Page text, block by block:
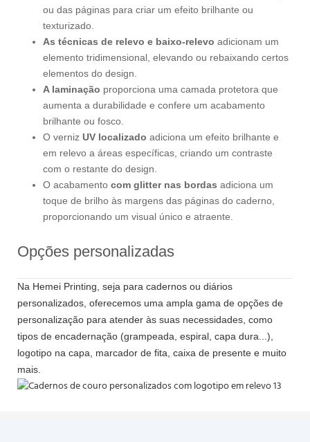
ou das páginas para criar um efeito brilhante ou
texturizado.
As técnicas de relevo e baixo-relevo adicionam um
elemento tridimensional, elevando ou rebaixando certos
elementos do design.
A laminação proporciona uma camada protetora que
aumenta a durabilidade e confere um acabamento
brilhante ou fosco.
O verniz UV localizado adiciona um efeito brilhante e
em relevo a áreas específicas, criando um contraste
com o restante do design.
O acabamento com glitter nas bordas adiciona um
toque de brilho às margens das páginas do caderno,
proporcionando um visual único e atraente.
Opções personalizadas
Na Hemei Printing, seja para cadernos ou diários
personalizados, oferecemos uma ampla gama de opções de
personalização para atender às suas necessidades, como
tipos de encadernação (grampeada, espiral, capa dura...),
logotipo na capa, marcador de fita, caixa de presente e muito
mais.